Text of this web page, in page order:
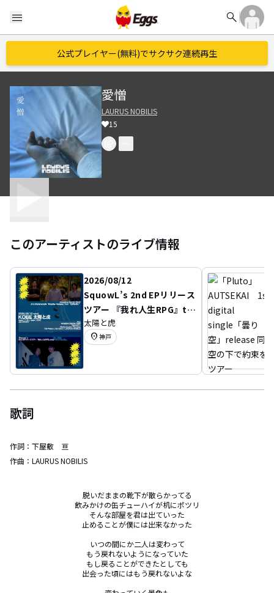
menu search
公式プレイヤー(無料)でサクサク連続再生
愛憎
LAURUS NOBILIS
15
このアーティストのライブ情報
2026/08/12
SquowL’s 2nd EPリリース
ツアー 『我れ人生RPG』to
ur&Amazing Barrier Ree
f 3rd Digital single 「Nig
太陽と虎
location_on 神戸
歌詞
作詞： 下屋敷 亘
作曲： LAURUS NOBILIS
脱いだままの靴下が散らかってる
飲みかけの缶チューハイが机にポツリ
そんな部屋を君は出ていった
止めることが僕には出来なかった
いつの間にか二人は変わって
もう戻れないようになっていた
もし戻ることができたとしても
出会った頃にはもう戻れないよな